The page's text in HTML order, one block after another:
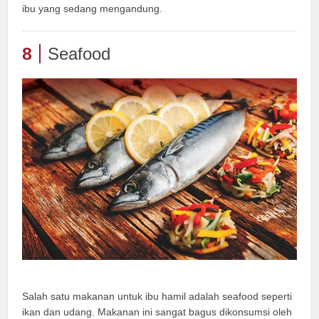
ibu yang sedang mengandung.
8 Seafood
Salah satu makanan untuk ibu hamil adalah seafood seperti
ikan dan udang. Makanan ini sangat bagus dikonsumsi oleh